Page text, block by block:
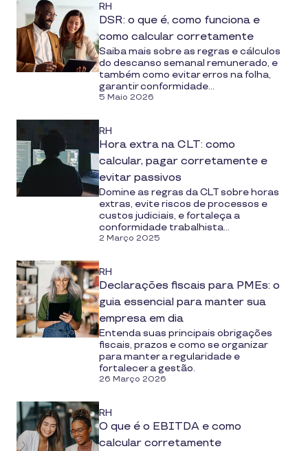
RH
DSR: o que é, como funciona e
como calcular corretamente
Saiba mais sobre as regras e cálculos
do descanso semanal remunerado, e
também como evitar erros na folha,
garantir conformidade...
5 Maio 2026
RH
Hora extra na CLT: como
calcular, pagar corretamente e
evitar passivos
Domine as regras da CLT sobre horas
extras, evite riscos de processos e
custos judiciais, e fortaleça a
conformidade trabalhista...
2 Março 2025
RH
Declarações fiscais para PMEs: o
guia essencial para manter sua
empresa em dia
Entenda suas principais obrigações
fiscais, prazos e como se organizar
para manter a regularidade e
fortalecer a gestão.
26 Março 2026
RH
O que é o EBITDA e como
calcular corretamente